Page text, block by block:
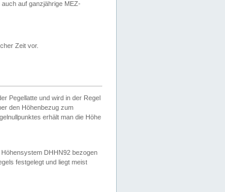
auf ganzjährige MEZ-
Zeit vor.
Pegellatte und wird in der Regel
den Höhenbezug zum
erhält man die Höhe
DHHN92 bezogen
festgelegt und liegt meist